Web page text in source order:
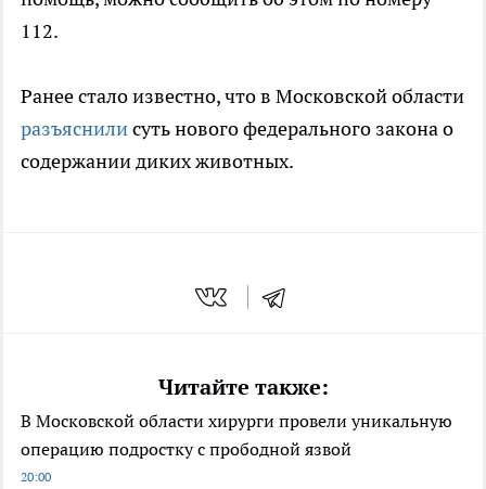
112.
Ранее стало известно, что в Московской области
разъяснилисуть нового федерального закона о
содержании диких животных.
Читайте также:
В Московской области хирурги провели уникальную
операцию подростку с прободной язвой
20:00